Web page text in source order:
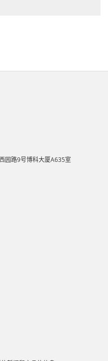
园路9号博科大厦A635室